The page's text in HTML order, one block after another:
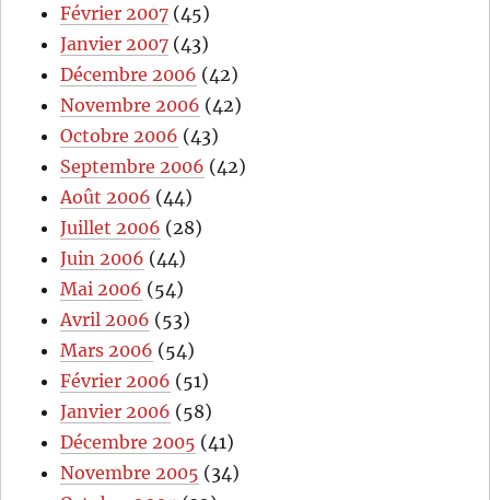
Février 2007 (45)
Janvier 2007 (43)
Décembre 2006 (42)
Novembre 2006 (42)
Octobre 2006 (43)
Septembre 2006 (42)
Août 2006 (44)
Juillet 2006 (28)
Juin 2006 (44)
Mai 2006 (54)
Avril 2006 (53)
Mars 2006 (54)
Février 2006 (51)
Janvier 2006 (58)
Décembre 2005 (41)
Novembre 2005 (34)